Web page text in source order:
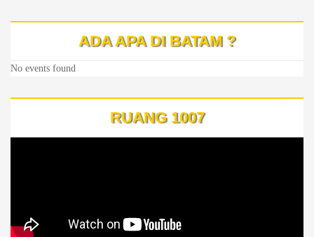
ADA APA DI BATAM ?
No events found
RUANG 1007